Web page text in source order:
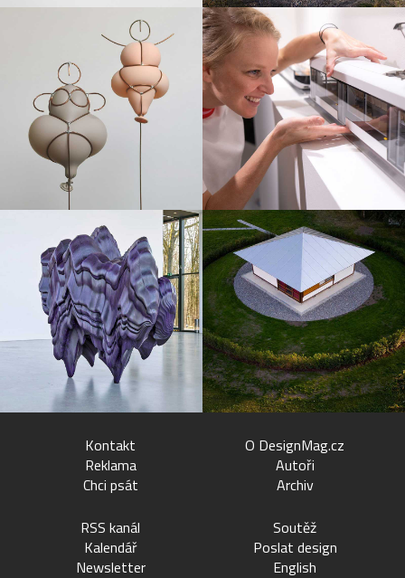
Kontakt
Reklama
Chci psát
O DesignMag.cz
Autoři
Archiv
RSS kanál
Kalendář
Newsletter
Soutěž
Poslat design
English